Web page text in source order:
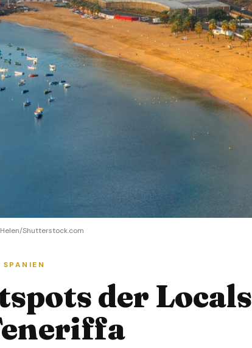
Shutterstock.com
SPANIEN
der Locals